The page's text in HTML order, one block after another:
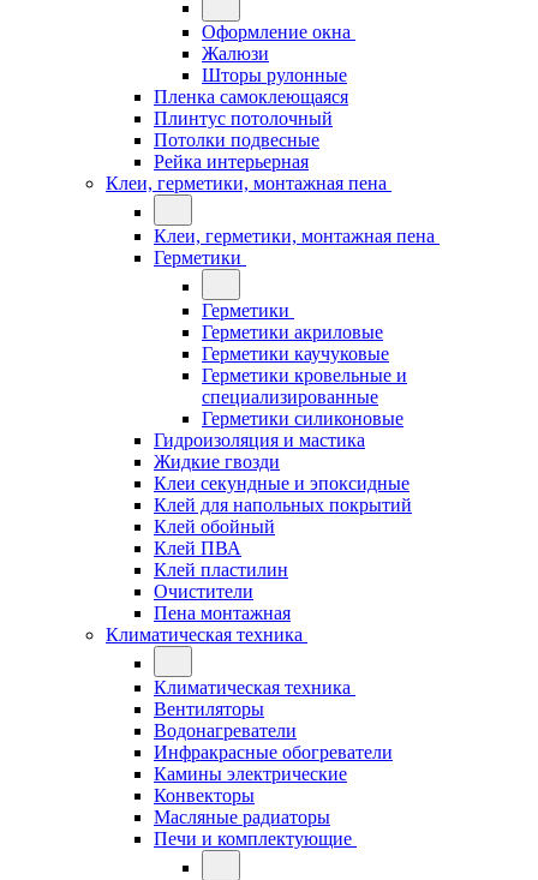
Оформление окна
Жалюзи
Шторы рулонные
Пленка самоклеющаяся
Плинтус потолочный
Потолки подвесные
Рейка интерьерная
Клеи, герметики, монтажная пена
Клеи, герметики, монтажная пена
Герметики
Герметики
Герметики акриловые
Герметики каучуковые
Герметики кровельные и
специализированные
Герметики силиконовые
Гидроизоляция и мастика
Жидкие гвозди
Клеи секундные и эпоксидные
Клей для напольных покрытий
Клей обойный
Клей ПВА
Клей пластилин
Очистители
Пена монтажная
Климатическая техника
Климатическая техника
Вентиляторы
Водонагреватели
Инфракрасные обогреватели
Камины электрические
Конвекторы
Масляные радиаторы
Печи и комплектующие